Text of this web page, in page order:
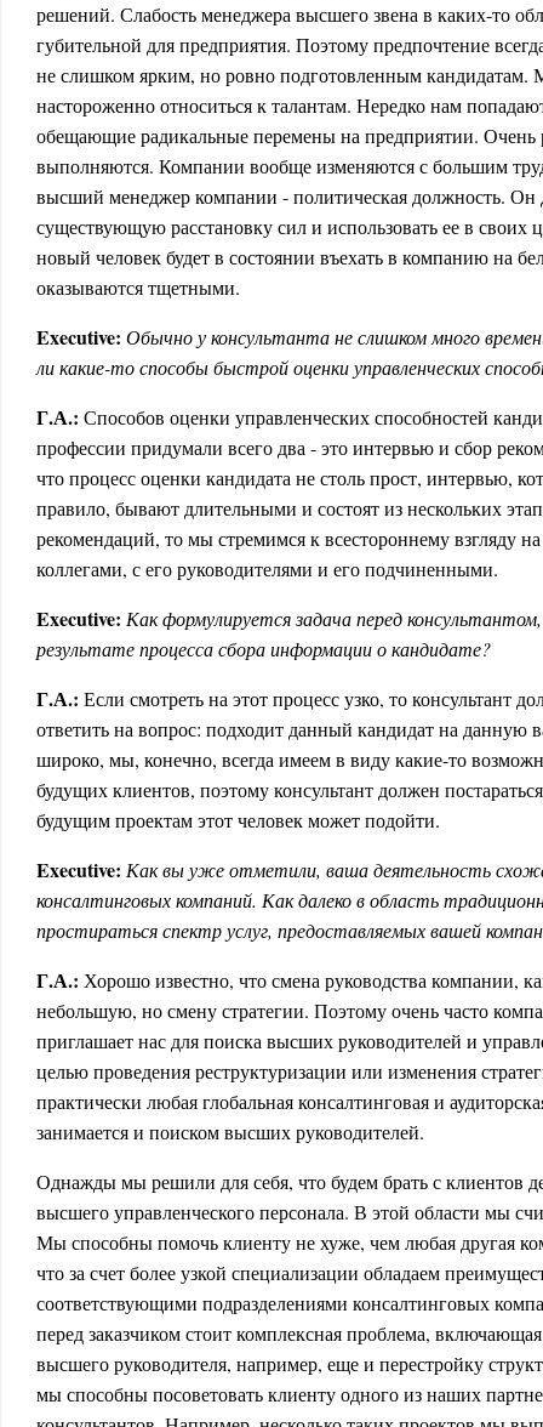
решений. Слабость менеджера высшего звена в каких-то
губительной для предприятия. Поэтому предпочтение
не слишком ярким, но ровно подготовленным
настороженно относиться к талантам. Нередко нам
обещающие радикальные перемены на предприятии. Очень
выполняются. Компании вообще изменяются с большим
высший менеджер компании - политическая должность. Он
существующую расстановку сил и использовать ее в своих
новый человек будет в состоянии въехать в компанию на
оказываются тщетными.
Executive: Обычно у консультанта не слишком много
ли какие-то способы быстрой оценки управленческих
Г.А.: Способов оценки управленческих способностей
профессии придумали всего два - это интервью и сбор
что процесс оценки кандидата не столь прост, интервью,
правило, бывают длительными и состоят из нескольких
рекомендаций, то мы стремимся к всестороннему взгляду
коллегами, с его руководителями и его подчиненными.
Executive: Как формулируется задача перед
результате процесса сбора информации о кандидате?
Г.А.: Если смотреть на этот процесс узко, то консультант
ответить на вопрос: подходит данный кандидат на данную
широко, мы, конечно, всегда имеем в виду какие-то
будущих клиентов, поэтому консультант должен
будущим проектам этот человек может подойти.
Executive: Как вы уже отметили, ваша деятельность
консалтинговых компаний. Как далеко в область
простираться спектр услуг, предоставляемых вашей
Г.А.: Хорошо известно, что смена руководства компании,
небольшую, но смену стратегии. Поэтому очень часто
приглашает нас для поиска высших руководителей и
целью проведения реструктуризации или изменения
практически любая глобальная консалтинговая и
занимается и поиском высших руководителей.
Однажды мы решили для себя, что будем брать с клиентов
высшего управленческого персонала. В этой области мы
Мы способны помочь клиенту не хуже, чем любая другая
что за счет более узкой специализации обладаем
соответствующими подразделениями консалтинговых
перед заказчиком стоит комплексная проблема,
высшего руководителя, например, еще и перестройку
мы способны посоветовать клиенту одного из наших